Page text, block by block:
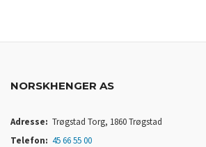
NORSKHENGER AS
Adresse: Trøgstad Torg, 1860 Trøgstad
Telefon: 45 66 55 00